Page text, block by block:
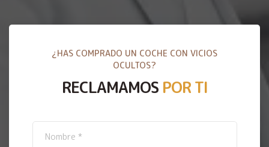
¿HAS COMPRADO UN COCHE CON VICIOS
OCULTOS?
RECLAMAMOS POR TI